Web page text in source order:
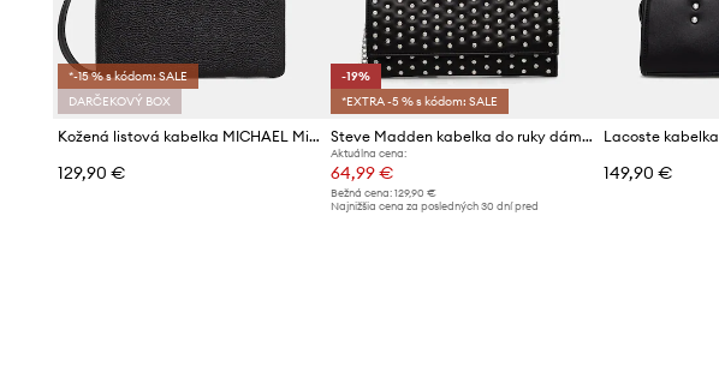
*-15 % s kódom: SALE
DARČEKOVÝ BOX
Kožená listová kabelka MICHAEL Michael Kors
129,90 €
-19%
*EXTRA -5 % s kódom: SALE
Steve Madden kabelka do ruky dámska z imitácie kože Bdiamond
Aktuálna cena:
64,99 €
Bežná cena:129,90 €
Najnižšia cena za posledných 30 dní pred
Lacoste kabelka
149,90 €